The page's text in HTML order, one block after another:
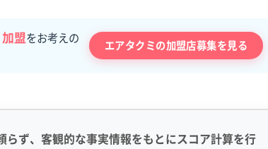
盟をお考えの
エアタクミの加盟店募集を見る
ず、客観的な事実情報をもとにスコア計算を行